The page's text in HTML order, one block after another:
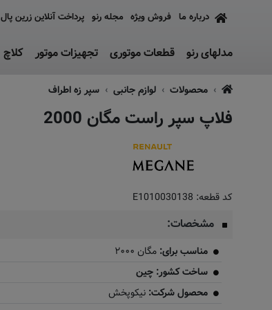
درباره ما فروش ویژه مجله رنو پرداخت آنلاین زرین پال
مدلهای رنو قطعات موتوری تجهیزات موتور کلاچ
محصولات لوازم جانبی سپر زه اطراف
فلاپ سپر راست مگان 2000
کد قطعه: E1010030138
مشخصات:
مناسب برای: مگان ۲۰۰۰
ساخت کشور: چین
محصول شرکت: نیکوپخش